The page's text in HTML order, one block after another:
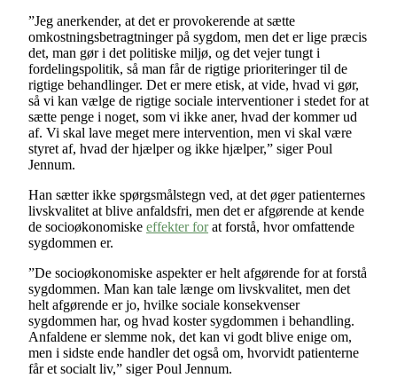
”Jeg anerkender, at det er provokerende at sætte
omkostningsbetragtninger på sygdom, men det er lige præcis
det, man gør i det politiske miljø, og det vejer tungt i
fordelingspolitik, så man får de rigtige prioriteringer til de
rigtige behandlinger. Det er mere etisk, at vide, hvad vi gør,
så vi kan vælge de rigtige sociale interventioner i stedet for at
sætte penge i noget, som vi ikke aner, hvad der kommer ud
af. Vi skal lave meget mere intervention, men vi skal være
styret af, hvad der hjælper og ikke hjælper,” siger Poul
Jennum.
Han sætter ikke spørgsmålstegn ved, at det øger patienternes
livskvalitet at blive anfaldsfri, men det er afgørende at kende
de socioøkonomiske effekter forat forstå, hvor omfattende
sygdommen er.
”De socioøkonomiske aspekter er helt afgørende for at forstå
sygdommen. Man kan tale længe om livskvalitet, men det
helt afgørende er jo, hvilke sociale konsekvenser
sygdommen har, og hvad koster sygdommen i behandling.
Anfaldene er slemme nok, det kan vi godt blive enige om,
men i sidste ende handler det også om, hvorvidt patienterne
får et socialt liv,” siger Poul Jennum.